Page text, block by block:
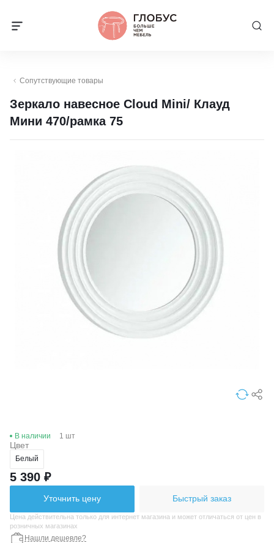
Сопутствующие товары
Зеркало навесное Cloud Mini/ Клауд
Мини 470/рамка 75
В наличии 1 шт
Цвет
Белый
5 390 ₽
Уточнить цену Быстрый заказ
Цена действительна только для интернет магазина и может отличаться от цен в
розничных магазинах
Нашли дешевле?